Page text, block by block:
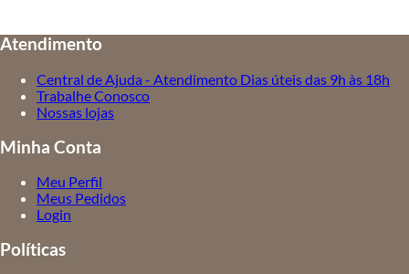
Atendimento
Central de Ajuda - Atendimento Dias úteis das 9h às 18h
Trabalhe Conosco
Nossas lojas
Minha Conta
Meu Perfil
Meus Pedidos
Login
Políticas